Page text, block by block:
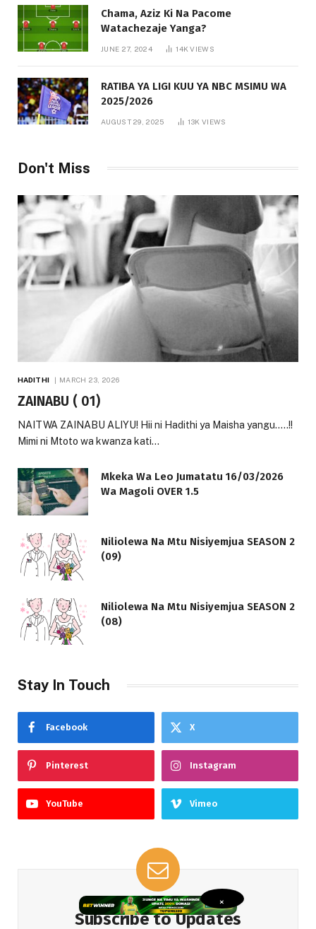
Chama, Aziz Ki Na Pacome
Watachezaje Yanga?
JUNE 27, 2024 14KVIEWS
RATIBA YA LIGI KUU YA NBC MSIMU WA
2025/2026
AUGUST 29, 2025 13KVIEWS
Don't Miss
HADITHI MARCH 23, 2026
ZAINABU ( 01)
NAITWA ZAINABU ALIYU! Hii ni Hadithi ya Maisha yangu…..!!
Mimi ni Mtoto wa kwanza kati…
Mkeka Wa Leo Jumatatu 16/03/2026
Wa Magoli OVER 1.5
Niliolewa Na Mtu Nisiyemjua SEASON 2
(09)
Niliolewa Na Mtu Nisiyemjua SEASON 2
(08)
Stay In Touch
Facebook X
Pinterest Instagram
YouTube Vimeo
Subscribe to Updates
×